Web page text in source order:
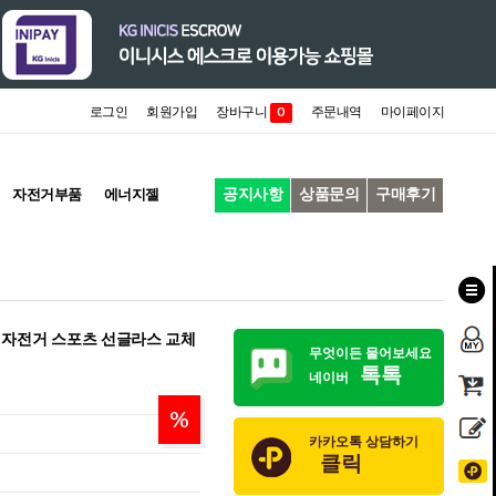
로그인 회원가입 장바구니 0 주문내역 마이페이지
자전거부품 에너지젤 공지사항 상품문의 구매후기
전거 스포츠 선글라스 교체
%
무엇이든 물어보세요
네이버
톡톡
카카오톡 상담하기
클릭